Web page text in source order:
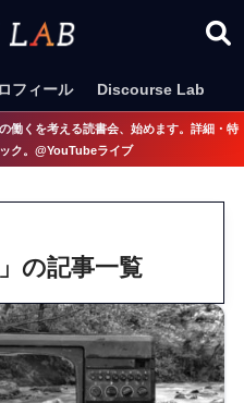
フィール Discourse Lab
働くを考える読書会、始めます。詳細・特
ク。@YouTubeライブ
の記事一覧